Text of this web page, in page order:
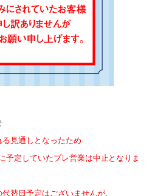
見通しとなったため
予定していたプレ営業は中止となりま
替日予定はございませんが、